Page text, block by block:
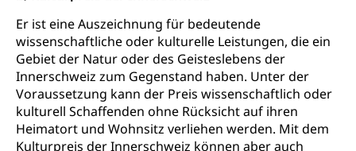
Er ist eine Auszeichnung für bedeutende
wissenschaftliche oder kulturelle Leistungen, die ein
Gebiet der Natur oder des Geisteslebens der
Innerschweiz zum Gegenstand haben. Unter der
Voraussetzung kann der Preis wissenschaftlich oder
kulturell Schaffenden ohne Rücksicht auf ihren
Heimatort und Wohnsitz verliehen werden. Mit dem
Kulturpreis der Innerschweiz können aber auch
Sonderschulung
Musikschulen
Schulferien
Früherziehung
Schuldienste
Studienbeiträge Höhere Berufsbildung
Finanzielle Unterstützung Pädagogische
Hochschule PHLU
Stipendien Hochschule Luzern hslu
Hochschule, Bachelor, Master, Doktorat,
Weiterbildung, Forschung, Entwicklung,
Dienstleistungen, Hochschule Luzern,
Fachhochschule Zentralschweiz, HSLU,
Pädagogische Hochschule Luzern, PH Luzern, UniLU,
swissuniversities (Dachorganisation der Schweizer
Hochschulen)
swissuniversities
Vorschule